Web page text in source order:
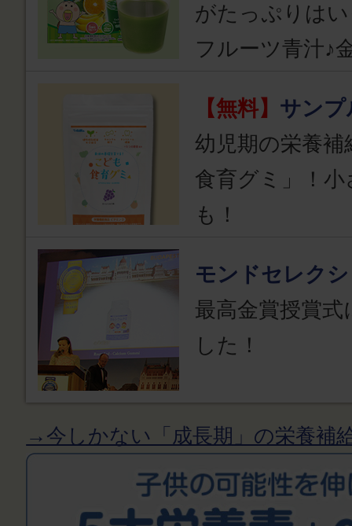
がたっぷりは
フルーツ青汁♪
【無料】 サンプ
幼児期の栄養
食育グミ」！
も！
モンドセレク
最高金賞授賞
した！
→今しかない「成長期」の栄養補